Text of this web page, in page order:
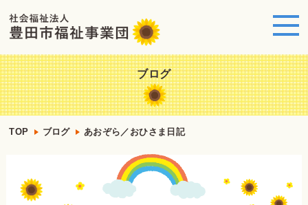
ブログ
TOP ブログ あおぞら／おひさま日記